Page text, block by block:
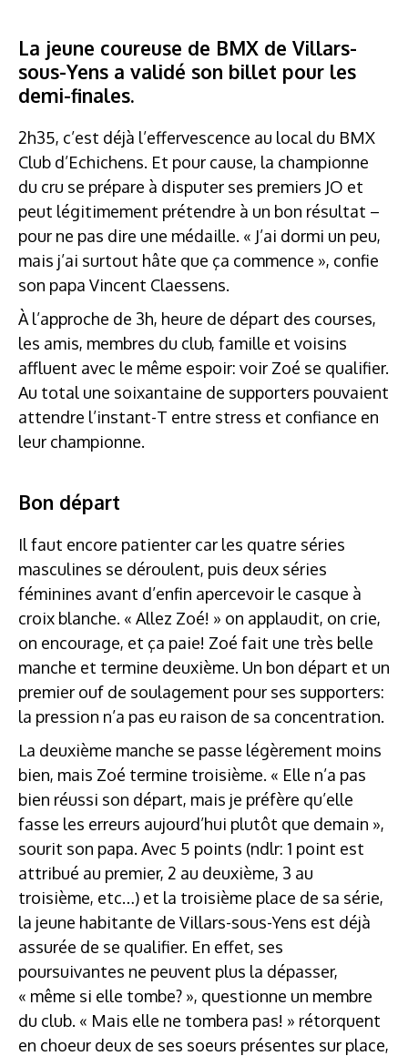
La jeune coureuse de BMX de Villars-
sous-Yens a validé son billet pour les
demi-finales.
2h35, c’est déjà l’effervescence au local du BMX
Club d’Echichens. Et pour cause, la championne
du cru se prépare à disputer ses premiers JO et
peut légitimement prétendre à un bon résultat –
pour ne pas dire une médaille. « J’ai dormi un peu,
mais j’ai surtout hâte que ça commence », confie
son papa Vincent Claessens.
À l’approche de 3h, heure de départ des courses,
les amis, membres du club, famille et voisins
affluent avec le même espoir: voir Zoé se qualifier.
Au total une soixantaine de supporters pouvaient
attendre l’instant-T entre stress et confiance en
leur championne.
Bon départ
Il faut encore patienter car les quatre séries
masculines se déroulent, puis deux séries
féminines avant d’enfin apercevoir le casque à
croix blanche. « Allez Zoé! » on applaudit, on crie,
on encourage, et ça paie! Zoé fait une très belle
manche et termine deuxième. Un bon départ et un
premier ouf de soulagement pour ses supporters:
la pression n’a pas eu raison de sa concentration.
La deuxième manche se passe légèrement moins
bien, mais Zoé termine troisième. « Elle n’a pas
bien réussi son départ, mais je préfère qu’elle
fasse les erreurs aujourd’hui plutôt que demain »,
sourit son papa. Avec 5 points (ndlr: 1 point est
attribué au premier, 2 au deuxième, 3 au
troisième, etc…) et la troisième place de sa série,
la jeune habitante de Villars-sous-Yens est déjà
assurée de se qualifier. En effet, ses
poursuivantes ne peuvent plus la dépasser,
« même si elle tombe? », questionne un membre
du club. « Mais elle ne tombera pas! » rétorquent
en choeur deux de ses soeurs présentes sur place,